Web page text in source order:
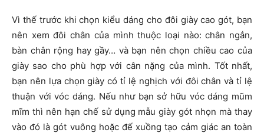
Vì thế trước khi chọn kiểu dáng cho đôi giày cao gót, bạn
nên xem đôi chân của mình thuộc loại nào: chân ngắn,
bàn chân rộng hay gầy… và bạn nên chọn chiều cao của
giày sao cho phù hợp với cân nặng của mình. Tốt nhất,
bạn nên lựa chọn giày có tỉ lệ nghịch với đôi chân và tỉ lệ
thuận với vóc dáng. Nếu như bạn sở hữu vóc dáng mũm
mĩm thì nên hạn chế sử dụng mẫu giày gót nhọn mà thay
vào đó là gót vuông hoặc đế xuồng tạo cảm giác an toàn